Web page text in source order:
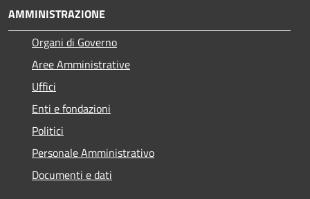
AMMINISTRAZIONE
Organi di Governo
Aree Amministrative
Uffici
Enti e fondazioni
Politici
Personale Amministrativo
Documenti e dati